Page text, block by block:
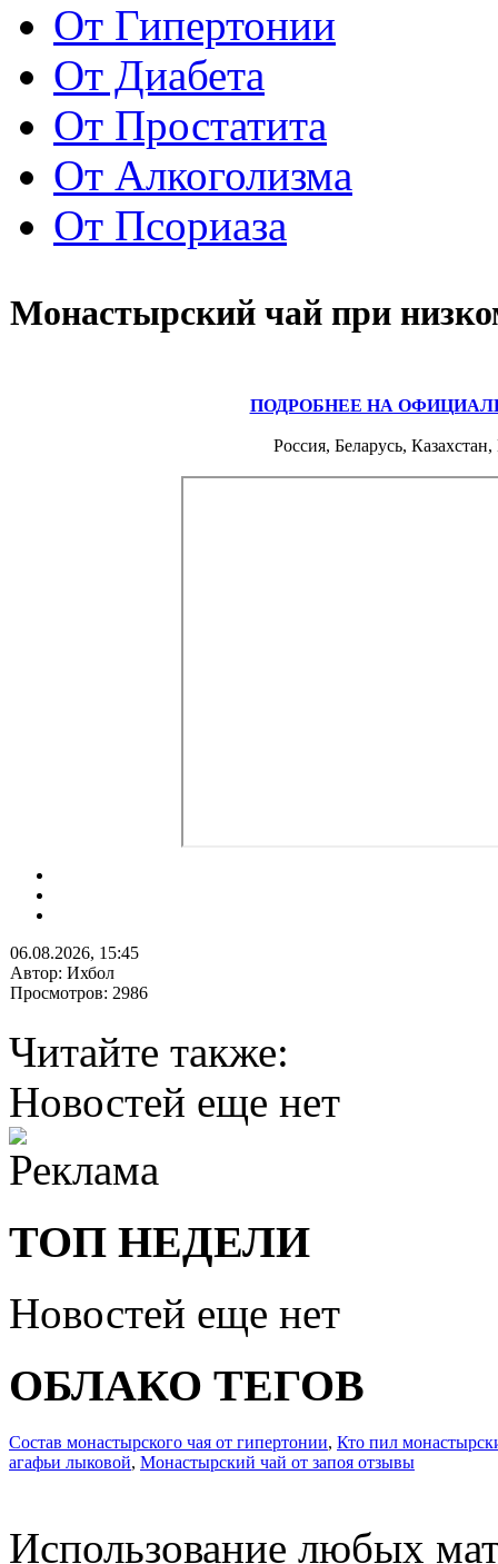
От Гипертонии
От Диабета
От Простатита
От Алкоголизма
От Псориаза
Монастырский чай при
ПОДРОБНЕЕ НА
Россия, Беларусь,
06.08.2026, 15:45
Автор: Ихбол
Просмотров: 2986
Читайте также:
Новостей еще нет
ТОП НЕДЕЛИ
Новостей еще нет
ОБЛАКО ТЕГОВ
Состав монастырского чая от гипертонии, Кто пил
агафьи лыковой, Монастырский чай от запоя отзывы
Использование любых